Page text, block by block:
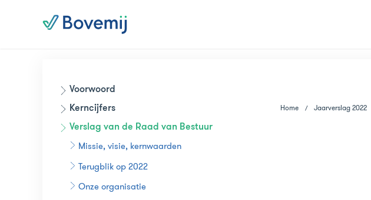
Voorwoord
Kerncijfers
Verslag van de Raad van Bestuur
Missie, visie, kernwaarden
Terugblik op 2022
Onze organisatie
Home Jaarverslag 2022